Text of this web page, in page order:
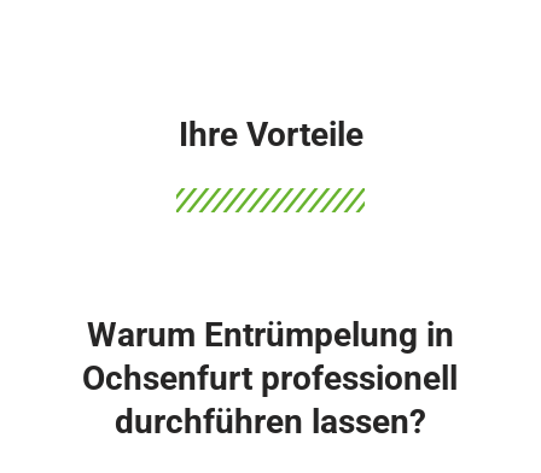
Ihre Vorteile
Warum Entrümpelung in
Ochsenfurt professionell
durchführen lassen?